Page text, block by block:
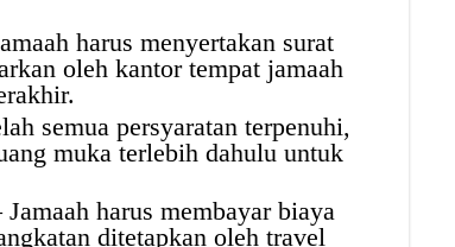
harus menyertakan surat
oleh kantor tempat jamaah
semua persyaratan terpenuhi,
muka terlebih dahulu untuk
harus membayar biaya
ditetapkan oleh travel